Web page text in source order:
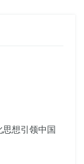
想引领中国